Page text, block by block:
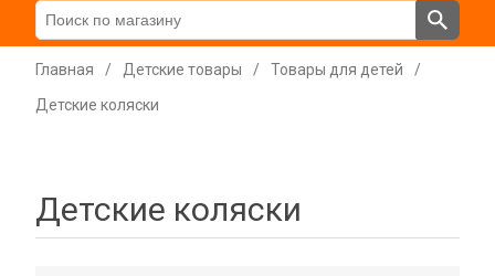
Главная / Детские товары / Товары для детей
/
Детские коляски
Детские коляски